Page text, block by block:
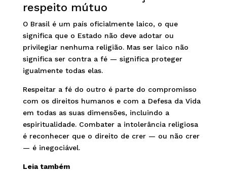
respeito mútuo
O Brasil é um país oficialmente laico, o que
significa que o Estado não deve adotar ou
privilegiar nenhuma religião. Mas ser laico não
significa ser contra a fé — significa proteger
igualmente todas elas.
Respeitar a fé do outro é parte do compromisso
com os direitos humanos e com a Defesa da Vida
em todas as suas dimensões, incluindo a
espiritualidade. Combater a intolerância religiosa
é reconhecer que o direito de crer — ou não crer
— é inegociável.
Leia também